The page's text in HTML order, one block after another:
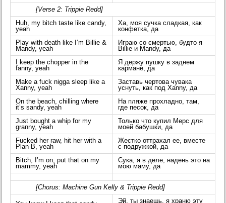
[Verse 2: Trippie Redd]
Huh, my bitch taste like candy,
yeah
Ха, моя сучка сладкая, как
конфетка, да
Play with death like I’m Billie &
Mandy, yeah
Играю со смертью, будто я
Billie и Mandy, да
I keep the chopper in the
fanny, yeah
Я держу пушку в заднем
кармане, да
Make a fuck nigga sleep like a
Xanny, yeah
Заставь чертова чувака
уснуть, как под Xanny, да
On the beach, chilling where
it’s sandy, yeah
На пляже прохладно, там,
где песок, да
Just bought a whip for my
granny, yeah
Только что купил Мерс для
моей бабушки, да
Fucked her raw, hit her with a
Plan B, yeah
Жестко оттрахал ее, вместе
с подружкой, да
Bitch, I’m on, put that on my
mammy, yeah
Сука, я в деле, надень это на
мою маму, да
[Chorus: Machine Gun Kelly & Trippie Redd]
Эй, ты знаешь, я храню эту